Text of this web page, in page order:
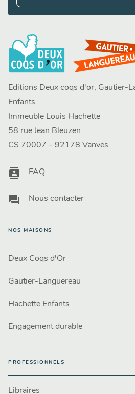
Editions Deux coqs d'or, Gautier-
Enfants
Immeuble Louis Hachette
58 rue Jean Bleuzen
CS 70007 – 92178 Vanves
contacts FAQ
question_answer Nous contacter
NOS MAISONS
Deux Coqs d'Or
Gautier-Languereau
Hachette Enfants
Engagement durable
PROFESSIONNELS
Libraires